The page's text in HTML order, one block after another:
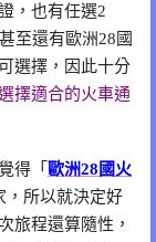
，也有任選2
至還有歐洲28國
選擇，因此十分
擇適合的火車通
得「 歐洲28國火
，所以就決定好
旅程還算隨性，